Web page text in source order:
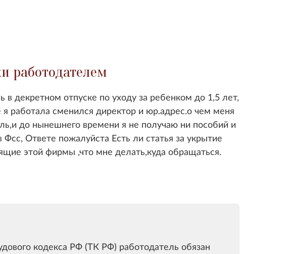
работодателем
в декретном отпуске по уходу за ребенком до 1,5 лет,
работала сменился директор и юр.адрес.о чем меня
до нынешнего времени я не получаю ни пособий и
Фсс, Ответе пожалуйста Есть ли статья за укрытие
этой фирмы ,что мне делать,куда обращаться.
кодекса РФ (ТК РФ) работодатель обязан